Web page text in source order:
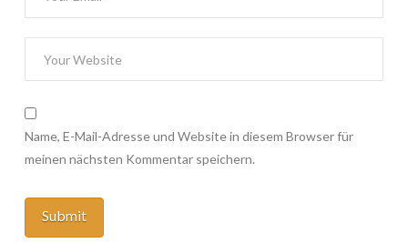
Name, E-Mail-Adresse und Website in diesem Browser für
meinen nächsten Kommentar speichern.